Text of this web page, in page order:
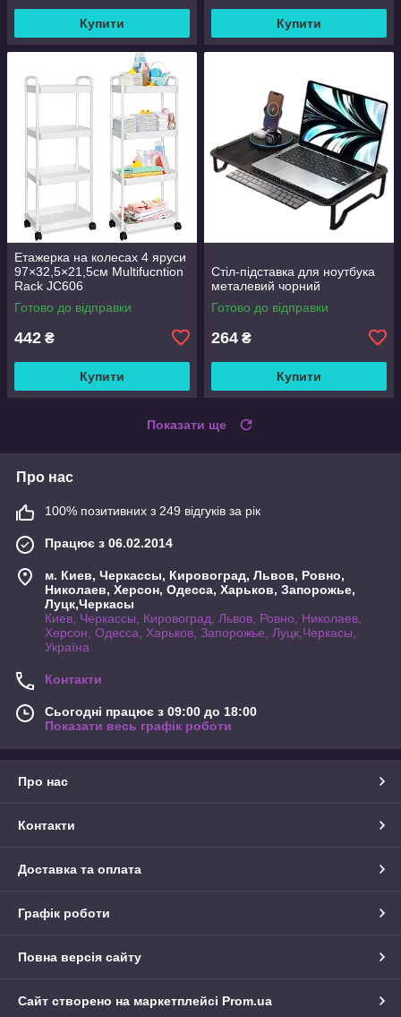
Купити Купити
Етажерка на колесах 4 яруси
97×32,5×21,5см Multifucntion
Rack JC606
Готово до відправки
442 ₴
Купити
Стіл-підставка для ноутбука
металевий чорний
Готово до відправки
264 ₴
Купити
Показати ще
Про нас
100% позитивних з 249 відгуків за рік
Працює з 06.02.2014
м. Киев, Черкассы, Кировоград, Львов, Ровно,
Николаев, Херсон, Одесса, Харьков, Запорожье,
Луцк,Черкасы
Киев, Черкассы, Кировоград, Львов, Ровно, Николаев,
Херсон, Одесса, Харьков, Запорожье, Луцк,Черкасы,
Україна
Контакти
Сьогодні працює з 09:00 до 18:00
Показати весь графік роботи
Про нас
Контакти
Доставка та оплата
Графік роботи
Повна версія сайту
Сайт створено на маркетплейсі Prom.ua